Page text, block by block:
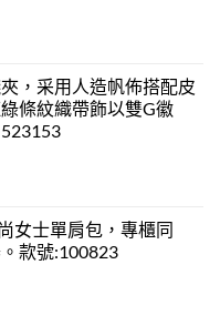
，采用人造帆佈搭配皮
條紋織帶飾以雙G徽
女士單肩包，專櫃同
款號:100823